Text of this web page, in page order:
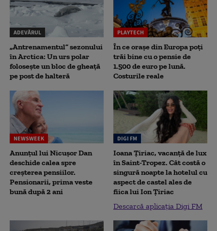
ADEVĂRUL
„Antrenamentul” sezonului
în Arctica: Un urs polar
folosește un bloc de gheață
pe post de halteră
PLAYTECH
În ce orașe din Europa poți
trăi bine cu o pensie de
1.500 de euro pe lună.
Costurile reale
NEWSWEEK
Anunțul lui Nicușor Dan
deschide calea spre
creșterea pensiilor.
Pensionarii, prima veste
bună după 2 ani
DIGI FM
Ioana Țiriac, vacanță de lux
în Saint-Tropez. Cât costă o
singură noapte la hotelul cu
aspect de castel ales de
fiica lui Ion Țiriac
Descarcă aplicația Digi FM